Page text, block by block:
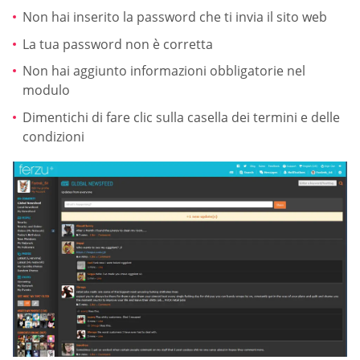
Non hai inserito la password che ti invia il sito web
La tua password non è corretta
Non hai aggiunto informazioni obbligatorie nel
modulo
Dimentichi di fare clic sulla casella dei termini e delle
condizioni